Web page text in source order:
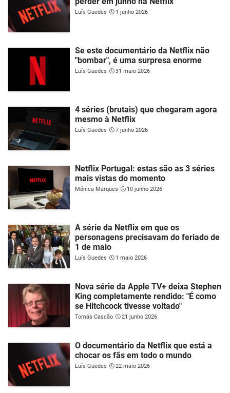
Luís Guedes 1 junho 2026
Se este documentário da Netflix não
"bombar", é uma surpresa enorme
Luís Guedes 31 maio 2026
4 séries (brutais) que chegaram agora
mesmo à Netflix
Luís Guedes 7 junho 2026
Netflix Portugal: estas são as 3 séries
mais vistas do momento
Mónica Marques 10 junho 2026
A série da Netflix em que os
personagens precisavam do feriado de
1 de maio
Luís Guedes 1 maio 2026
Nova série da Apple TV+ deixa Stephen
King completamente rendido: "É como
se Hitchcock tivesse voltado"
Tomás Cascão 21 junho 2026
O documentário da Netflix que está a
chocar os fãs em todo o mundo
Luís Guedes 22 maio 2026